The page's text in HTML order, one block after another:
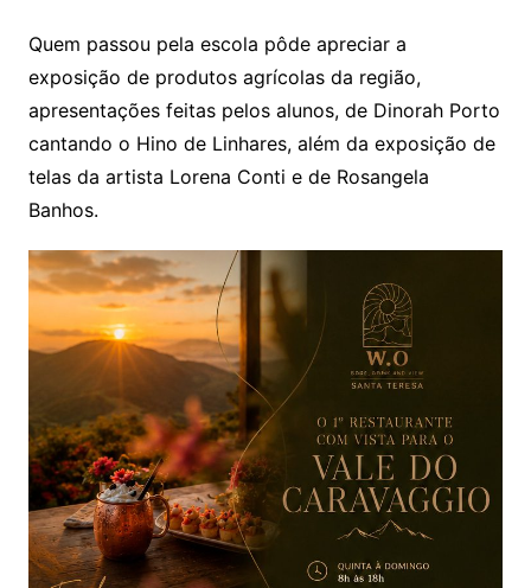
Quem passou pela escola pôde apreciar a
exposição de produtos agrícolas da região,
apresentações feitas pelos alunos, de Dinorah Porto
cantando o Hino de Linhares, além da exposição de
telas da artista Lorena Conti e de Rosangela
Banhos.